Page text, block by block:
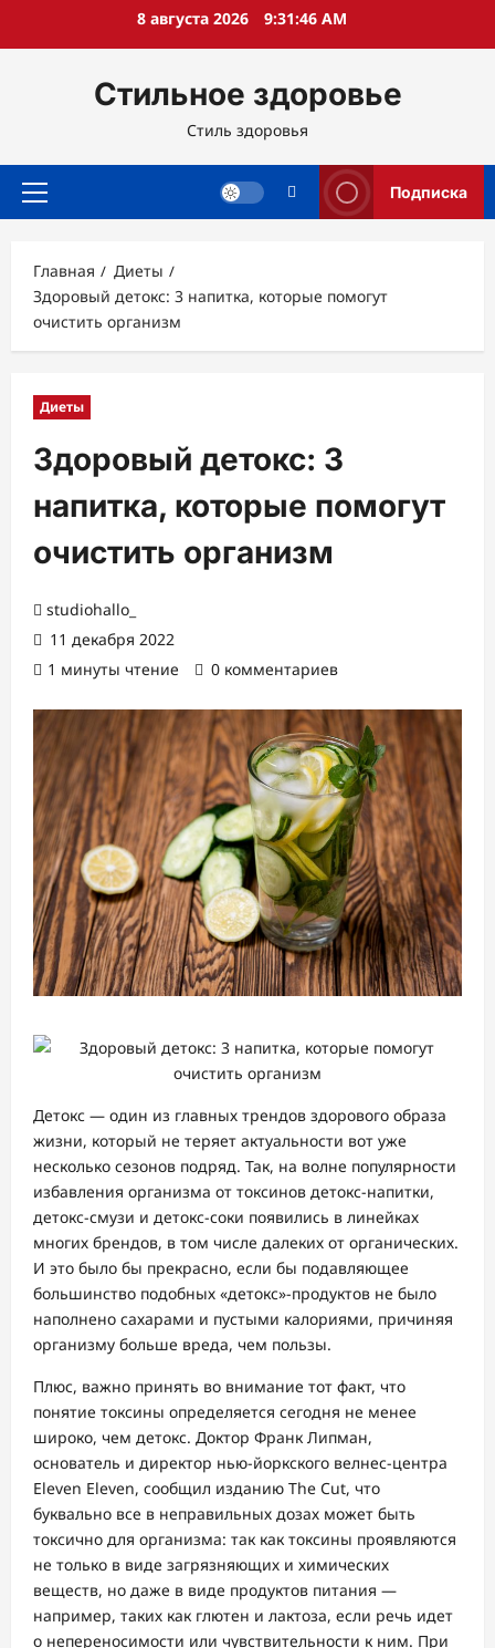
8 августа 2026 9:31:47 AM
Стильное здоровье
Стиль здоровья
Основное
Подписка
Главная
Диеты
Здоровый детокс: 3 напитка, которые помогут
очистить организм
Диеты
Здоровый детокс: 3
напитка, которые помогут
очистить организм
studiohallo_
11 декабря 2022
1 минуты чтение
0 комментариев
Детокс — один из главных трендов здорового образа
жизни, который не теряет актуальности вот уже
несколько сезонов подряд. Так, на волне популярности
избавления организма от токсинов детокс-напитки,
детокс-смузи и детокс-соки появились в линейках
многих брендов, в том числе далеких от органических.
И это было бы прекрасно, если бы подавляющее
большинство подобных «детокс»-продуктов не было
наполнено сахарами и пустыми калориями, причиняя
организму больше вреда, чем пользы.
Плюс, важно принять во внимание тот факт, что
понятие токсины определяется сегодня не менее
широко, чем детокс. Доктор Франк Липман,
основатель и директор нью-йоркского велнес-центра
Eleven Eleven, сообщил изданию The Cut, что
буквально все в неправильных дозах может быть
токсично для организма: так как токсины проявляются
не только в виде загрязняющих и химических
веществ, но даже в виде продуктов питания —
например, таких как глютен и лактоза, если речь идет
о непереносимости или чувствительности к ним. При